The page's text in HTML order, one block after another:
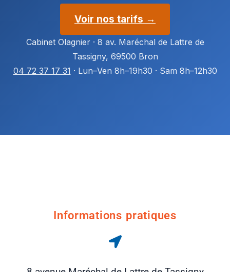
Voir nos tarifs →
Cabinet Olagnier · 8 av. Maréchal de Lattre de
Tassigny, 69500 Bron
04 72 37 17 31 · Lun–Ven 8h–19h30 · Sam 8h–12h30
Informations pratiques